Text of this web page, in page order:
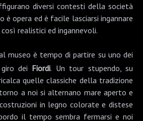
diversi contesti della società
è opera ed è facile lasciarsi ingannare
realistici ed ingannevoli.
museo è tempo di partire su uno dei
dei Fiordi. Un tour stupendo, su
quelle classiche della tradizione
a noi si alternano mare aperto e
in legno colorate e distese
il tempo sembra fermarsi e noi